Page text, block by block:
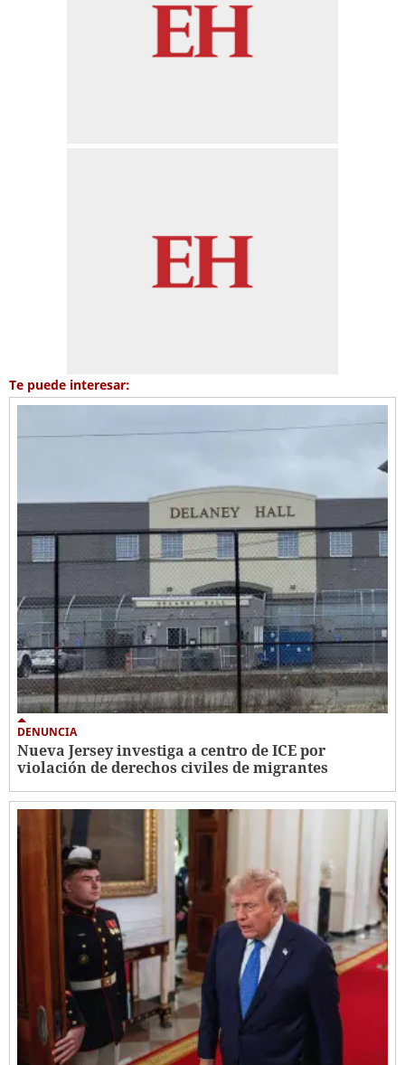
Te puede interesar:
DENUNCIA
Nueva Jersey investiga a centro de ICE por
violación de derechos civiles de migrantes